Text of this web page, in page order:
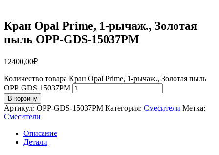
Кран Opal Prime, 1-рычаж., Золотая
пыль OPP-GDS-15037PM
12400,00₽
Количество товара Кран Opal Prime, 1-рычаж., Золотая пыль
OPP-GDS-15037PM
В корзину
Артикул: OPP-GDS-15037PM Категория: Смесители Метка:
Смесители
Описание
Детали